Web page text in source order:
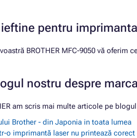
pentru imprimanta
BROTHER MFC-9050 vă oferim
nostru despre marca
am scris mai multe articole pe
Brother - din Japonia in toata lumea
o imprimantă laser nu printează